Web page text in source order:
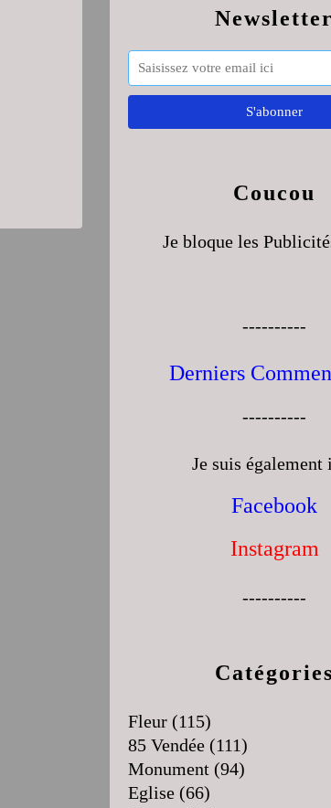
Newsletter
Catégories
Fleur (115)
85 Vendée (111)
Monument (94)
Eglise (66)
Coucou
Je bloque les
----------
Derniers
----------
Je suis également
Facebook
Instagram
----------